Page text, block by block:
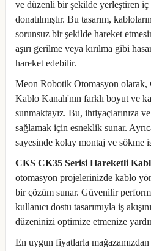
ve düzenli bir şekilde yerleştiren iç
donatılmıştır. Bu tasarım,
sorunsuz bir şekilde hareket
aşırı gerilme veya kırılma gibi
hareket edebilir.
Meon Robotik Otomasyon olarak,
Kablo Kanalı'nın farklı boyut ve
sunmaktayız. Bu, ihtiyaçlarınıza
sağlamak için esneklik sunar.
sayesinde kolay montaj ve sökme
CKS CK35 Serisi Hareketli
otomasyon projelerinizde kablo
bir çözüm sunar. Güvenilir
kullanıcı dostu tasarımıyla iş
düzeninizi optimize etmenize
En uygun fiyatlarla mağazamızdan